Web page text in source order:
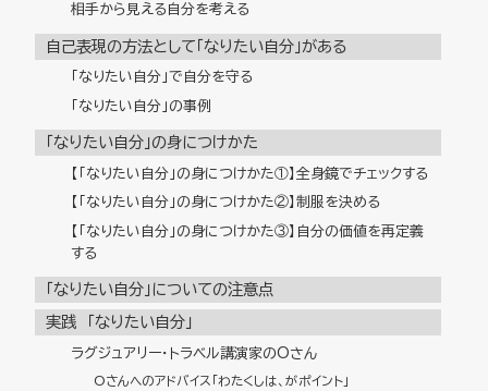
相手から見える自分を考える
自己表現の方法として「なりたい自分」がある
「なりたい自分」で自分を守る
「なりたい自分」の事例
「なりたい自分」の身につけかた
【「なりたい自分」の身につけかた①】全身鏡でチェックする
【「なりたい自分」の身につけかた②】制服を決める
【「なりたい自分」の身につけかた③】自分の価値を再定義
する
「なりたい自分」についての注意点
実践 「なりたい自分」
ラグジュアリー・トラベル講演家のOさん
Oさんへのアドバイス「わたくしは、がポイント」